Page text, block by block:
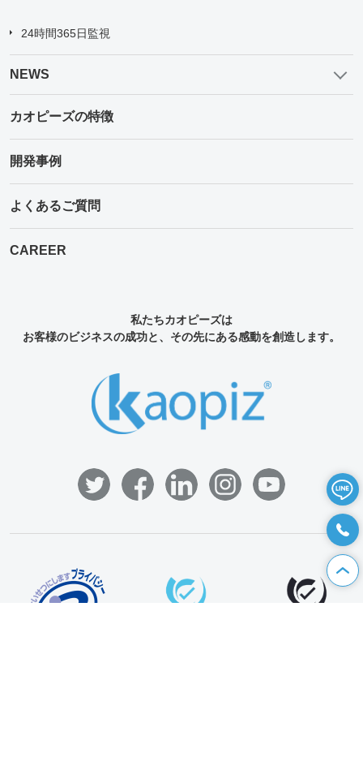
24時間365日監視
NEWS
カオピーズの特徴
開発事例
よくあるご質問
CAREER
私たちカオピーズは
お客様のビジネスの成功と、その先にある感動を創造します。